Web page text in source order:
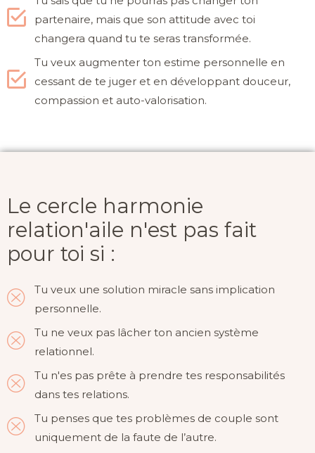
partenaire, mais que son attitude avec toi
changera quand tu te seras transformée.
Tu veux augmenter ton estime personnelle en
cessant de te juger et en développant douceur,
compassion et auto-valorisation.
Le cercle harmonie
relation'aile n'est pas fait
pour toi si :
Tu veux une solution miracle sans implication
personnelle.
Tu ne veux pas lâcher ton ancien système
relationnel.
Tu n'es pas prête à prendre tes responsabilités
dans tes relations.
Tu penses que tes problèmes de couple sont
uniquement de la faute de l’autre.